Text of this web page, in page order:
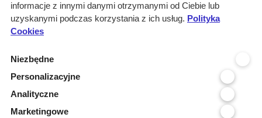
Raporty
przetargowe
Kontakt
Kontakt
Infolinia 800 800 707
informacje z innymi danymi otrzymanymi od Ciebie lub
uzyskanymi podczas korzystania z ich usług. Polityka
Cookies
Niezbędne
Personalizacyjne
Analityczne
Marketingowe